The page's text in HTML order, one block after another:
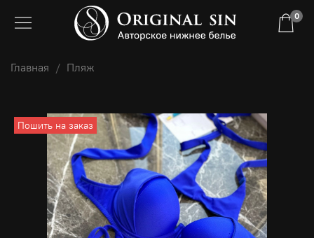
0
Главная Пляж
Пошить на заказ